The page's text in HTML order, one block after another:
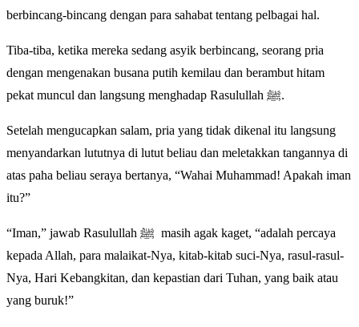
berbincang-bincang dengan para sahabat tentang pelbagai hal.
Tiba-tiba, ketika mereka sedang asyik berbincang, seorang pria
dengan mengenakan busana putih kemilau dan berambut hitam
pekat muncul dan langsung menghadap Rasulullah ﷺ.
Setelah mengucapkan salam, pria yang tidak dikenal itu langsung
menyandarkan lututnya di lutut beliau dan meletakkan tangannya di
atas paha beliau seraya bertanya, “Wahai Muhammad! Apakah iman
itu?”
“Iman,” jawab Rasulullah ﷺ masih agak kaget, “adalah percaya
kepada Allah, para malaikat-Nya, kitab-kitab suci-Nya, rasul-rasul-
Nya, Hari Kebangkitan, dan kepastian dari Tuhan, yang baik atau
yang buruk!”